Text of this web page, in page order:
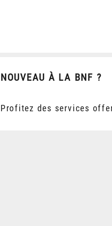
NOUVEAU À LA BNF ?
Profitez des services